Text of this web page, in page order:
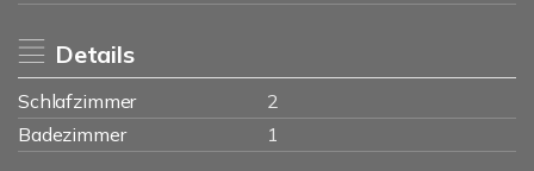
Details
Schlafzimmer
2
Badezimmer
1